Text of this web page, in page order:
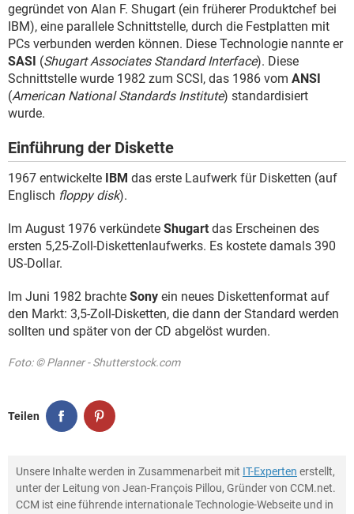
gegründet von Alan F. Shugart (ein früherer Produktchef bei
IBM), eine parallele Schnittstelle, durch die Festplatten mit
PCs verbunden werden können. Diese Technologie nannte er
SASI (Shugart Associates Standard Interface). Diese
Schnittstelle wurde 1982 zum SCSI, das 1986 vom ANSI
(American National Standards Institute) standardisiert
wurde.
Einführung der Diskette
1967 entwickelte IBM das erste Laufwerk für Disketten (auf
Englisch floppy disk).
Im August 1976 verkündete Shugart das Erscheinen des
ersten 5,25-Zoll-Diskettenlaufwerks. Es kostete damals 390
US-Dollar.
Im Juni 1982 brachte Sony ein neues Diskettenformat auf
den Markt: 3,5-Zoll-Disketten, die dann der Standard werden
sollten und später von der CD abgelöst wurden.
Foto: © Planner - Shutterstock.com
Teilen
Unsere Inhalte werden in Zusammenarbeit mit IT-Experten erstellt,
unter der Leitung von Jean-François Pillou, Gründer von CCM.net.
CCM ist eine führende internationale Technologie-Webseite und in